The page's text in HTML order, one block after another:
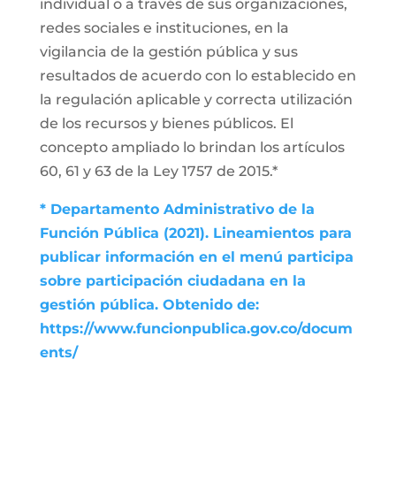
individual o a través de sus organizaciones,
redes sociales e instituciones, en la
vigilancia de la gestión pública y sus
resultados de acuerdo con lo establecido en
la regulación aplicable y correcta utilización
de los recursos y bienes públicos. El
concepto ampliado lo brindan los artículos
60, 61 y 63 de la Ley 1757 de 2015.*
* Departamento Administrativo de la
Función Pública (2021). Lineamientos para
publicar información en el menú participa
sobre participación ciudadana en la
gestión pública. Obtenido de:
https://www.funcionpublica.gov.co/docum
ents/